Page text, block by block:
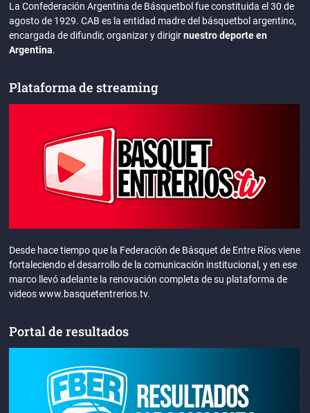
La Confederación Argentina de Básquetbol fue constituida el 30 de
agosto de 1929. CAB es la entidad madre del básquetbol argentino,
encargada de difundir, organizar y dirigirnuestro deporte en
Argentina.
Plataforma de streaming
Desde hace tiempo que la Federación de Básquet de Entre Ríos viene
fortaleciendo el desarrollo de la comunicación institucional, y en ese
marco llevó adelante la renovación completa de su plataforma de
videos www.basquetentrerios.tv.
Portal de resultados